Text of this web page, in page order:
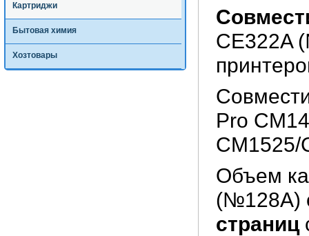
Картриджи
Бытовая химия
Хозтовары
CE322A
Pro
CM1525/
Объем
(№128A)
страниц